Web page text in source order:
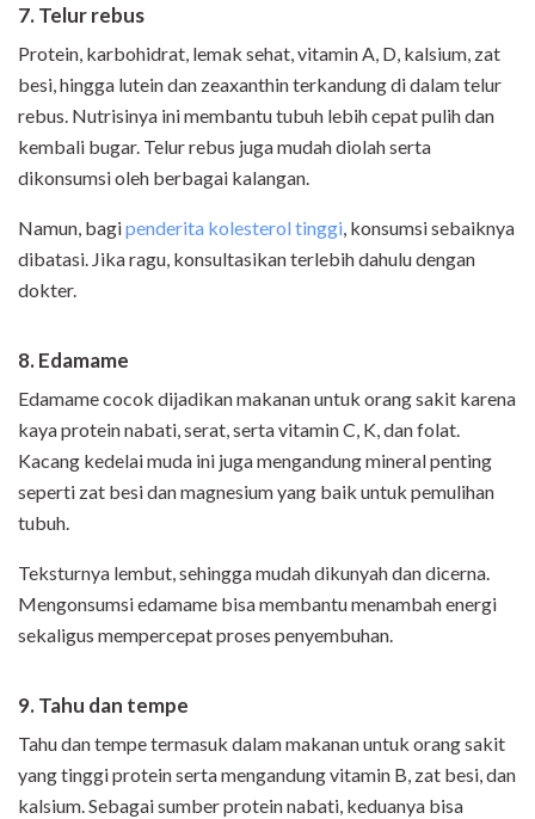
7. Telur rebus
Protein, karbohidrat, lemak sehat, vitamin A, D, kalsium, zat
besi, hingga lutein dan zeaxanthin terkandung di dalam telur
rebus. Nutrisinya ini membantu tubuh lebih cepat pulih dan
kembali bugar. Telur rebus juga mudah diolah serta
dikonsumsi oleh berbagai kalangan.
Namun, bagipenderita kolesterol tinggi, konsumsi sebaiknya
dibatasi. Jika ragu, konsultasikan terlebih dahulu dengan
dokter.
8. Edamame
Edamame cocok dijadikan makanan untuk orang sakit karena
kaya protein nabati, serat, serta vitamin C, K, dan folat.
Kacang kedelai muda ini juga mengandung mineral penting
seperti zat besi dan magnesium yang baik untuk pemulihan
tubuh.
Teksturnya lembut, sehingga mudah dikunyah dan dicerna.
Mengonsumsi edamame bisa membantu menambah energi
sekaligus mempercepat proses penyembuhan.
9. Tahu dan tempe
Tahu dan tempe termasuk dalam makanan untuk orang sakit
yang tinggi protein serta mengandung vitamin B, zat besi, dan
kalsium. Sebagai sumber protein nabati, keduanya bisa